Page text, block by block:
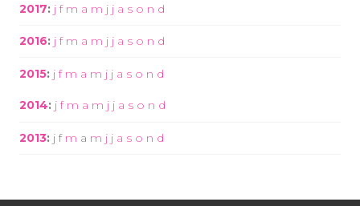
2017: j f m a m j j a s o n d
2016: j f m a m j j a s o n d
2015: j f m a m j j a s o n d
2014: j f m a m j j a s o n d
2013: j f m a m j j a s o n d